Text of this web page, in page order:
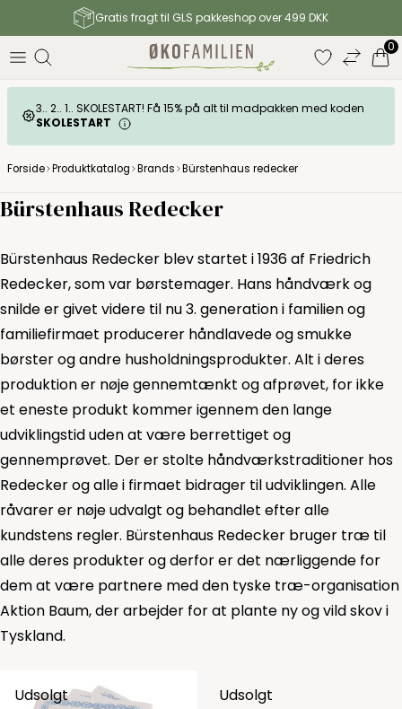
Gratis fragt til GLS pakkeshop over 499 DKK
0
3.. 2.. 1.. SKOLESTART! Få 15% på alt til madpakken med koden
SKOLESTART
Forside Produktkatalog Brands Bürstenhaus redecker
Bürstenhaus Redecker
Bürstenhaus Redecker blev startet i 1936 af Friedrich
Redecker, som var børstemager. Hans håndværk og
snilde er givet videre til nu 3. generation i familien og
familiefirmaet producerer håndlavede og smukke
børster og andre husholdningsprodukter. Alt i deres
produktion er nøje gennemtænkt og afprøvet, for ikke
et eneste produkt kommer igennem den lange
udviklingstid uden at være berrettiget og
gennemprøvet. Der er stolte håndværkstraditioner hos
Redecker og alle i firmaet bidrager til udviklingen. Alle
råvarer er nøje udvalgt og behandlet efter alle
kundstens regler. Bürstenhaus Redecker bruger træ til
alle deres produkter og derfor er det nærliggende for
dem at være partnere med den tyske træ-organisation
Aktion Baum, der arbejder for at plante ny og vild skov i
Tyskland.
Udsolgt Udsolgt